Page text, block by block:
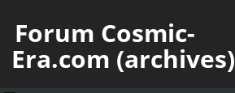
Forum Cosmic-
Era.com (archives)